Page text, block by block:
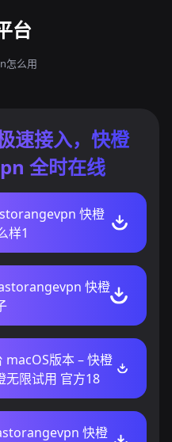
台
怎么用
速接入，快橙
全时在线
快橙
样1
快橙
macOS版本 – 快橙
限试用 官方18
快橙